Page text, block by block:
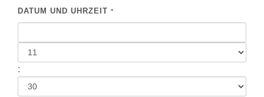
DATUM UND UHRZEIT *
: